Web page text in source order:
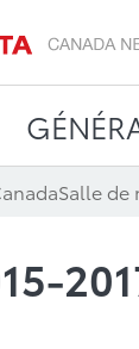
Salle de